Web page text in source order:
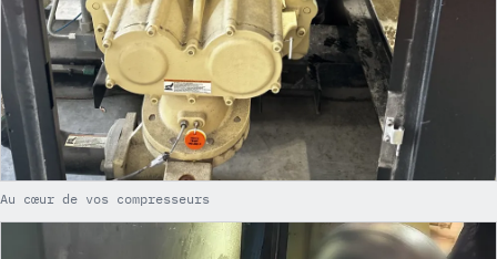
Au cœur de vos compresseurs